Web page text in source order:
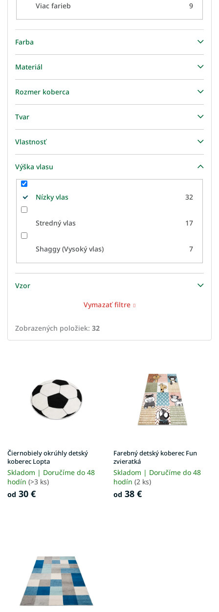
Viac farieb 9
Farba
Materiál
Rozmer koberca
Tvar
Vlastnosť
Výška vlasu
Nízky vlas 32
Stredný vlas 17
Shaggy (Vysoký vlas) 7
Vzor
Vymazať filtre
Zobrazených položiek: 32
u
k
t
o
v
Čiernobiely okrúhly detský
koberec Lopta
Skladom | Doručíme do 48
hodín (>3 ks)
od 30 €
Farebný detský koberec Fun
zvieratká
Skladom | Doručíme do 48
hodín (2 ks)
od 38 €